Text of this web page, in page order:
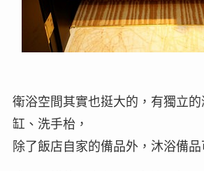
衛浴空間其實也挺大的，有獨立
缸、洗手枱，
除了飯店自家的備品外，沐浴備品